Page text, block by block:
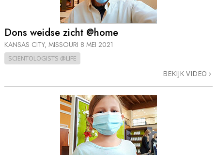
Dons weidse zicht @home
KANSAS CITY, MISSOURI 8 MEI 2021
SCIENTOLOGISTS @LIFE
BEKIJK VIDEO